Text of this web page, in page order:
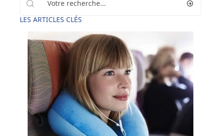
LES ARTICLES CLÉS